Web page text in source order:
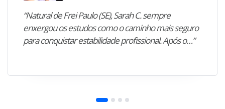
“Natural de Frei Paulo (SE), Sarah C. sempre
enxergou os estudos como o caminho mais seguro
para conquistar estabilidade profissional. Após o…”